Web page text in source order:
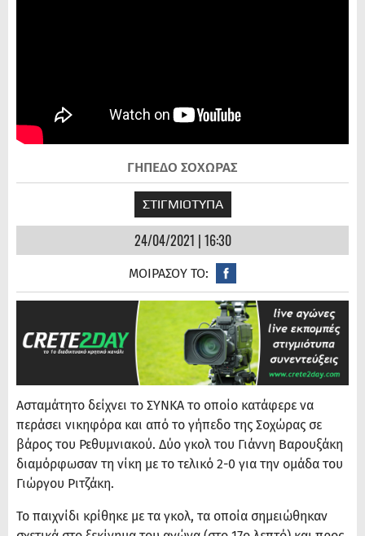
ΓΗΠΕΔΟ ΣΟΧΩΡΑΣ
ΣΤΙΓΜΙΟΤΥΠΑ
24/04/2021 | 16:30
ΜΟΙΡΑΣΟΥ ΤΟ:
Ασταμάτητο δείχνει το ΣΥΝΚΑ το οποίο κατάφερε να
περάσει νικηφόρα και από το γήπεδο της Σοχώρας σε
βάρος του Ρεθυμνιακού. Δύο γκολ του Γιάννη Βαρουξάκη
διαμόρφωσαν τη νίκη με το τελικό 2-0 για την ομάδα του
Γιώργου Ριτζάκη.
Το παιχνίδι κρίθηκε με τα γκολ, τα οποία σημειώθηκαν